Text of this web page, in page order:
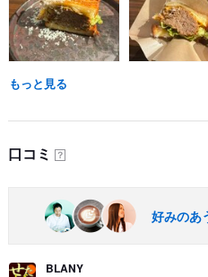
もっと見る
口コミ ？
好みのあ
BLANY